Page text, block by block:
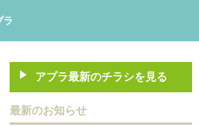
ラ
アプラ最新のチラシを見る
最新のお知らせ